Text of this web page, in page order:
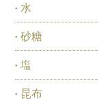
水
砂糖
塩
昆布